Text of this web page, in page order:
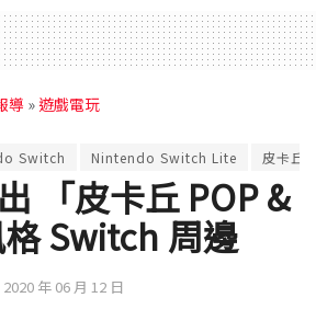
導 »遊戲電玩
Switch Nintendo Switch Lite 皮卡丘
「皮卡丘 POP &
Switch 周邊
2020 年 06 月 12 日